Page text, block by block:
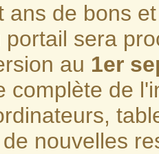
ans de bons
portail sera
au 1er
complète de
nouvelles